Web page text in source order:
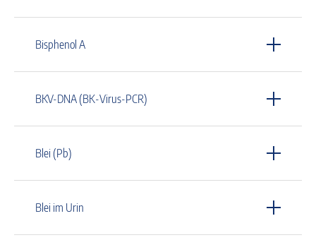
Bisphenol A
BKV-DNA (BK-Virus-PCR)
Blei (Pb)
Blei im Urin